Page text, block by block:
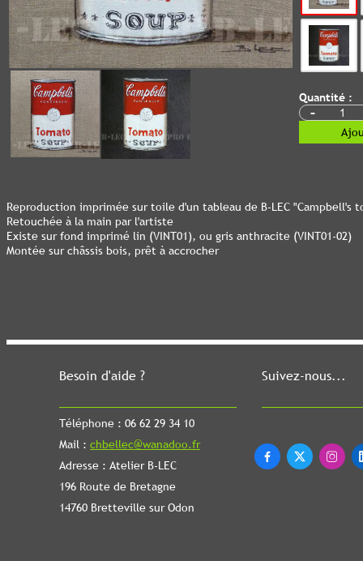
Besoin d'aide ?
Téléphone : 06 62 29 34 10
Mail : chbellec@wanadoo.fr
Adresse : Atelier B-LEC
196 Route de Bretagne
14760 Bretteville sur Odon
Suivez-nous...
  
Quantité :
-
Reproduction imprimée sur toile d'un tableau de B-LEC "Campbell's
Retouchée à la main par l'artiste
Existe sur fond imprimé lin (VINT01), ou gris anthracite (VINT01-02)
Montée sur châssis bois, prêt à accrocher